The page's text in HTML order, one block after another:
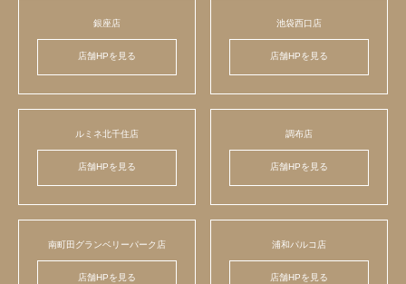
銀座店
店舗HPを見る
池袋西口店
店舗HPを見る
ルミネ北千住店
店舗HPを見る
調布店
店舗HPを見る
南町田グランベリーパーク店
店舗HPを見る
浦和パルコ店
店舗HPを見る